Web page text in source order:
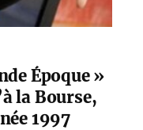
Époque »
la Bourse,
1997